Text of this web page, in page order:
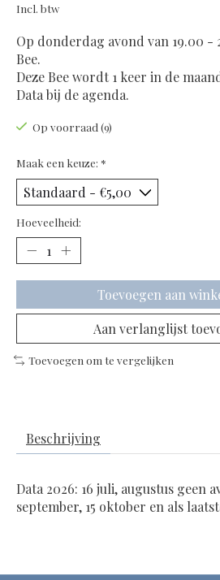
Incl. btw
Op donderdag avond van 19.00 -
Bee.
Deze Bee wordt 1 keer in de
Data bij de agenda.
Op voorraad (9)
Maak een keuze: *
Hoeveelheid:
Toevoegen aan
Aan verlanglijst
Toevoegen om te vergelijken
Beschrijving
Data 2026: 16 juli, augustus geen
september, 15 oktober en als